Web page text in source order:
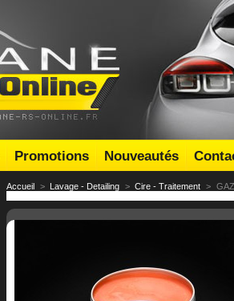
Promotions Nouveautés
Accueil > Lavage - Detailing > Cire - Traitement >